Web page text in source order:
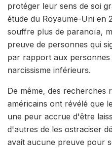
protéger leur sens de soi
étude du Royaume-Uni en
souffre plus de paranoïa,
preuve de personnes qui
par rapport aux personnes
narcissisme inférieurs.
De même, des recherches
américains ont révélé que
une peur accrue d'être
d'autres de les ostraciser
avait aucune preuve pour